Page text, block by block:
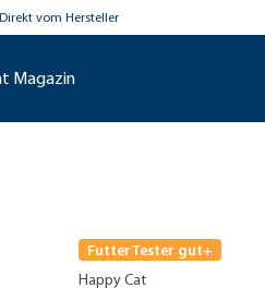
Direkt vom Hersteller
Magazin
FutterTester gut+
Happy Cat